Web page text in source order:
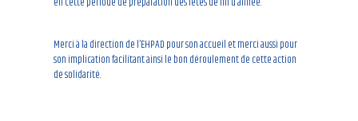
Merci à la direction de l’EHPAD pour son accueil et merci aussi pour
son implication facilitant ainsi le bon déroulement de cette action
de solidarité.